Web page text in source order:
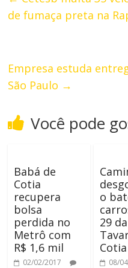
de fumaça preta na
Empresa estuda
São Paulo →
Você pode
Babá de
Cotia
recupera
bolsa
perdida no
Metrô com
R$ 1,6 mil
02/02/2017
o
29
Cotia
08/